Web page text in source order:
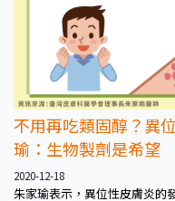
不用再吃類固醇？異
瑜：生物製劑是希望
2020-12-18
朱家瑜表示，異位性皮膚炎的